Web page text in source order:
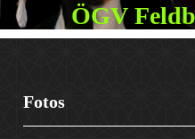
ÖGV
Fotos